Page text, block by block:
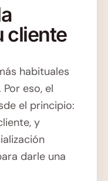
cliente
habituales
eso, el
el principio:
y
darle una